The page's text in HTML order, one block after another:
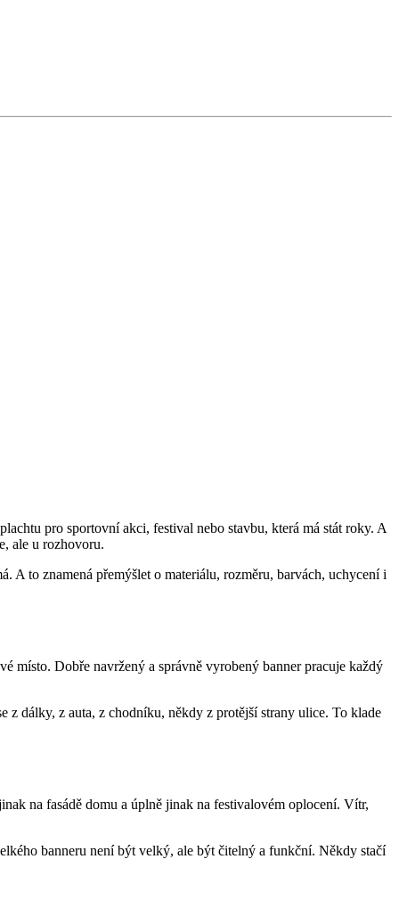
pro sportovní akci, festival nebo stavbu, která má stát roky. A
ale u rozhovoru.
A to znamená přemýšlet o materiálu, rozměru, barvách, uchycení i
místo. Dobře navržený a správně vyrobený banner pracuje každý
z dálky, z auta, z chodníku, někdy z protější strany ulice. To klade
na fasádě domu a úplně jinak na festivalovém oplocení. Vítr,
banneru není být velký, ale být čitelný a funkční. Někdy stačí